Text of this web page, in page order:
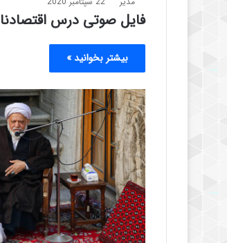
فایل صوتی درس اقتصادنا
بیشتر بخوانید »